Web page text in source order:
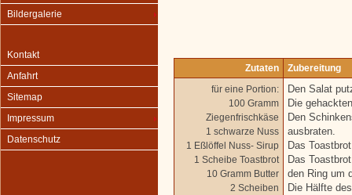
Bildergalerie
Kontakt
Anfahrt
Sitemap
Impressum
Datenschutz
Zutaten
Zubereitung
für eine Portion:
100 Gramm
Ziegenfrischkäse
1 schwarze Nuss
1 Eßlöffel Nuss- Sirup
1 Scheibe Toastbrot
10 Gramm Butter
2 Scheiben
Den Salat
Die
Den
ausbraten.
Das
Das
den Ring um
Die Hälfte